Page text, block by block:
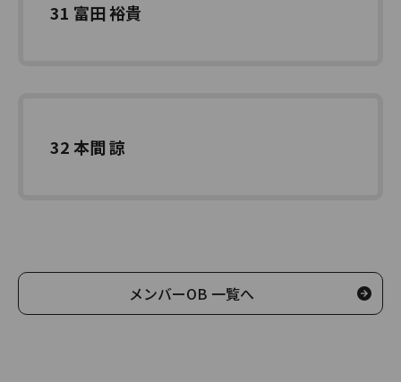
31 富田 裕貴
32 本間 諒
メンバーOB 一覧へ